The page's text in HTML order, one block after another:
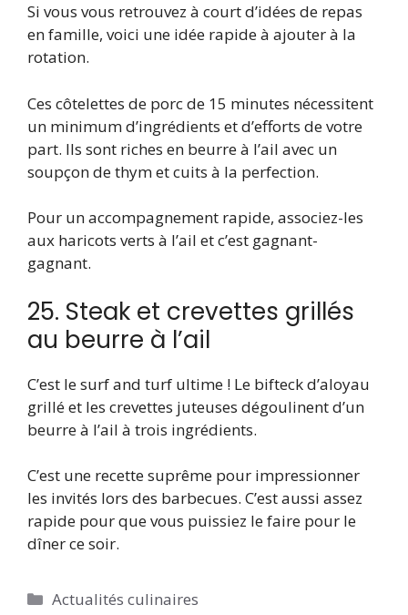
Si vous vous retrouvez à court d’idées de repas
en famille, voici une idée rapide à ajouter à la
rotation.
Ces côtelettes de porc de 15 minutes nécessitent
un minimum d’ingrédients et d’efforts de votre
part. Ils sont riches en beurre à l’ail avec un
soupçon de thym et cuits à la perfection.
Pour un accompagnement rapide, associez-les
aux haricots verts à l’ail et c’est gagnant-
gagnant.
25. Steak et crevettes grillés
au beurre à l’ail
C’est le surf and turf ultime ! Le bifteck d’aloyau
grillé et les crevettes juteuses dégoulinent d’un
beurre à l’ail à trois ingrédients.
C’est une recette suprême pour impressionner
les invités lors des barbecues. C’est aussi assez
rapide pour que vous puissiez le faire pour le
dîner ce soir.
Catégories
Actualités culinaires